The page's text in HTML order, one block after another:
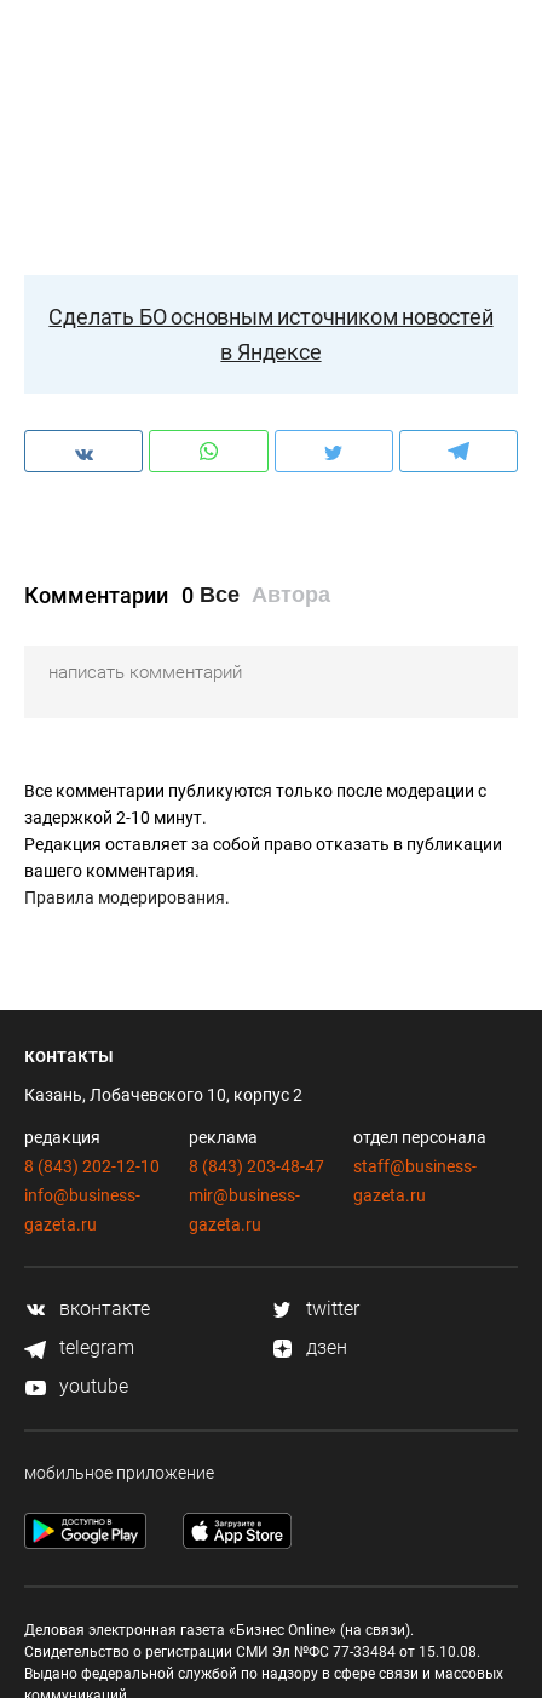
Сделать БО основным источником новостей
в Яндексе
Комментарии 0 Все Автора
Все комментарии публикуются только после модерации с
задержкой 2-10 минут.
Редакция оставляет за собой право отказать в публикации
вашего комментария.
Правила модерирования.
контакты
Казань, Лобачевского 10, корпус 2
редакция
8 (843) 202-12-10
info@business-
gazeta.ru
реклама
8 (843) 203-48-47
mir@business-
gazeta.ru
отдел персонала
staff@business-
gazeta.ru
вконтакте
twitter
telegram
дзен
youtube
мобильное приложение
Деловая электронная газета «Бизнес Online» (на связи).
Свидетельство о регистрации СМИ Эл №ФС 77-33484 от 15.10.08.
Выдано федеральной службой по надзору в сфере связи и массовых